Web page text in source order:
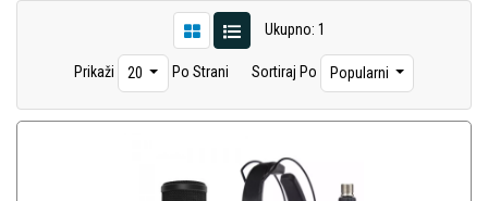
Ukupno: 1
Prikaži 20 Po Strani Sortiraj Po Popularni